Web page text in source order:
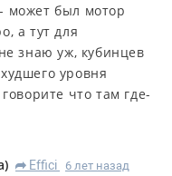
может был мотор
а тут для
знаю уж, кубинцев
уровня
что там где-
) R Effici 6 лет назад